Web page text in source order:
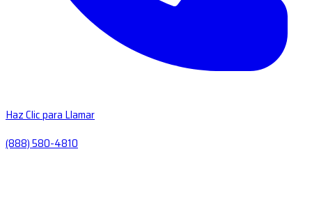
Haz Clic para Llamar
(888) 580-4810